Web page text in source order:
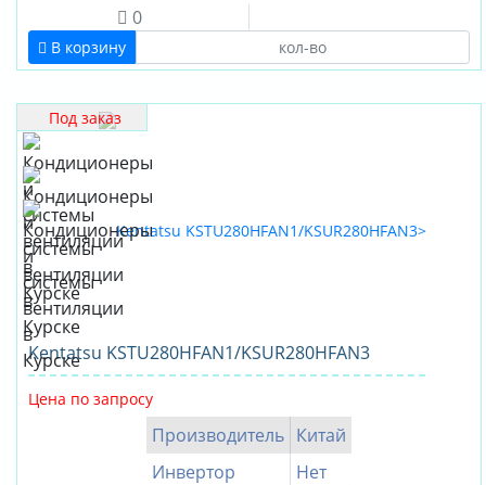
0
В корзину
Под заказ
Kentatsu KSTU280HFAN1/KSUR280HFAN3
Цена по запросу
Производитель Китай
Инвертор
Нет